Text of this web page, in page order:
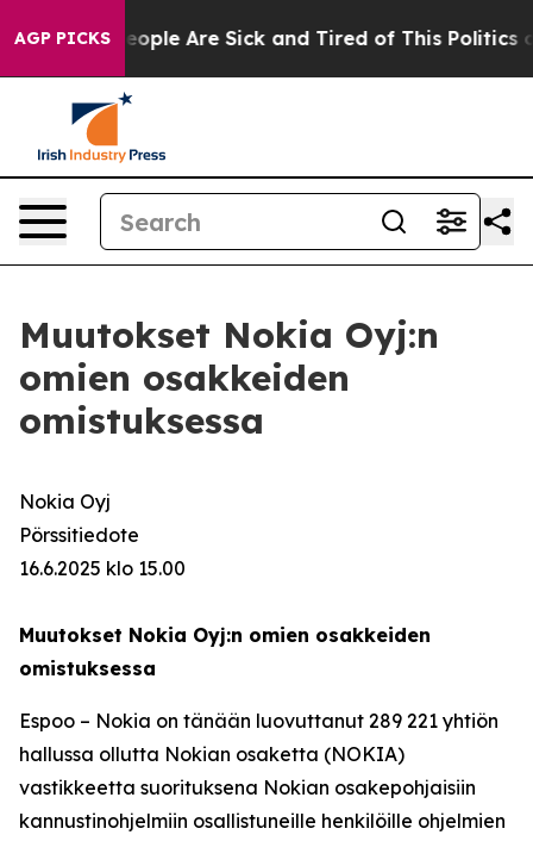
AGP PICKS
Win: “People Are Sick and Tired of This Politics of
Muutokset Nokia Oyj:n
omien osakkeiden
omistuksessa
Nokia Oyj
Pörssitiedote
16.6.2025 klo 15.00
Muutokset Nokia Oyj:n omien osakkeiden
omistuksessa
Espoo – Nokia on tänään luovuttanut 289 221 yhtiön
hallussa ollutta Nokian osaketta (NOKIA)
vastikkeetta suorituksena Nokian osakepohjaisiin
kannustinohjelmiin osallistuneille henkilöille ohjelmien